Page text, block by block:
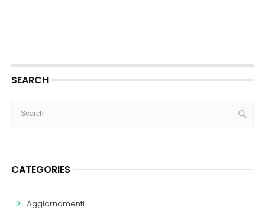
SEARCH
CATEGORIES
Aggiornamenti